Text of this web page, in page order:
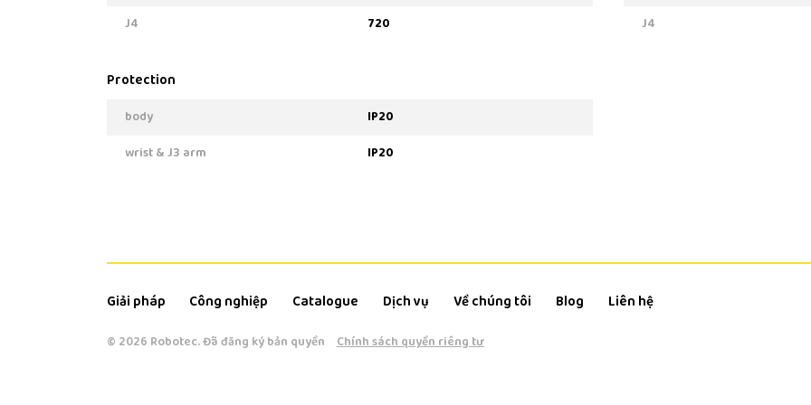
J4 720 J4
Protection
body
IP20
wrist & J3 arm
IP20
Giải pháp Công nghiệp Catalogue Dịch vụ Về chúng tôi Blog Liên hệ
© 2026 Robotec.Đã đăng ký bản quyền Chính sách quyền riêng tư